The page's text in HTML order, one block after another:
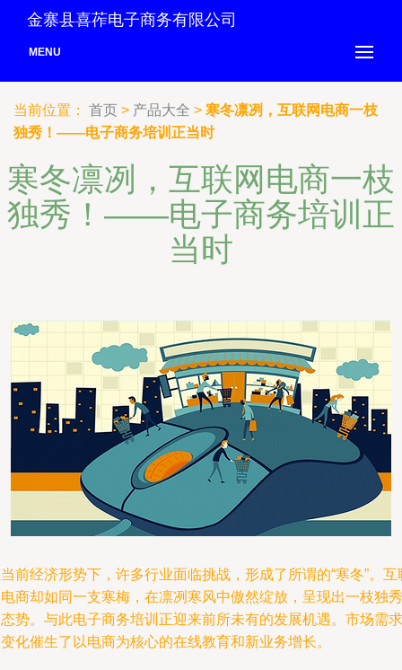
金寨县喜莋电子商务有限公司
MENU
当前位置： 首页 > 产品大全 > 寒冬凛冽，互联网电商一枝
独秀！——电子商务培训正当时
寒冬凛冽，互联网电商一枝
独秀！——电子商务培训正
当时
前经济形势下，许多行业面临挑战，形成了所谓的“寒冬”。互
商却如同一支寒梅，在凛冽寒风中傲然绽放，呈现出一枝独秀
势。与此电子商务培训正迎来前所未有的发展机遇。市场需求
化催生了以电商为核心的在线教育和新业务增长。